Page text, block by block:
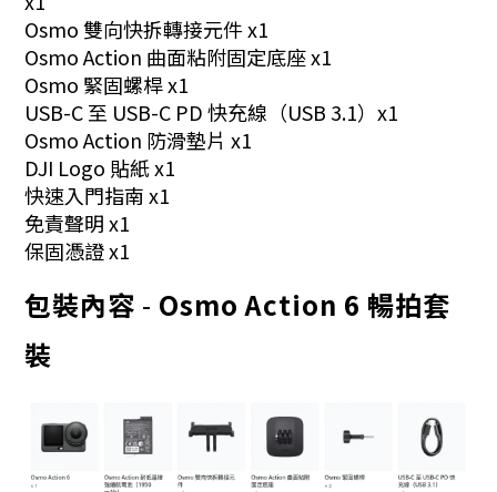
Osmo 雙向快拆轉接元件x1
Osmo Action 曲面粘附固定底座x1
Osmo 緊固螺桿x1
USB-C 至 USB-C PD 快充線（USB 3.1） x1
Osmo Action 防滑墊片 x1
DJI Logo 貼紙x1
快速入門指南x1
免責聲明x1
保固憑證x1
包裝內容 - OsmoAction 6 暢拍套
裝